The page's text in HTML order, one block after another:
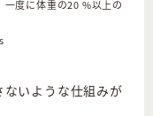
度に体重の20 %以上の
いような仕組みが